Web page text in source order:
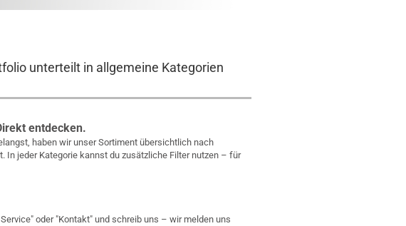
unterteilt in allgemeine Kategorien
entdecken.
haben wir unser Sortiment übersichtlich nach
In jeder Kategorie kannst du zusätzliche Filter nutzen – für
oder "Kontakt" und schreib uns – wir melden uns